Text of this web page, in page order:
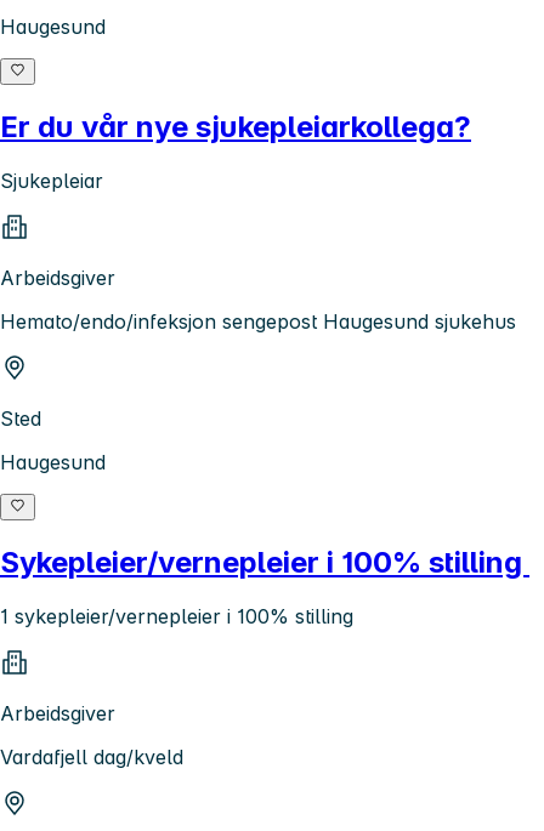
Haugesund
Er du vår nye sjukepleiarkollega?
Sjukepleiar
Arbeidsgiver
Hemato/endo/infeksjon sengepost Haugesund sjukehus
Sted
Haugesund
Sykepleier/vernepleier i 100% stilling
1 sykepleier/vernepleier i 100% stilling
Arbeidsgiver
Vardafjell dag/kveld